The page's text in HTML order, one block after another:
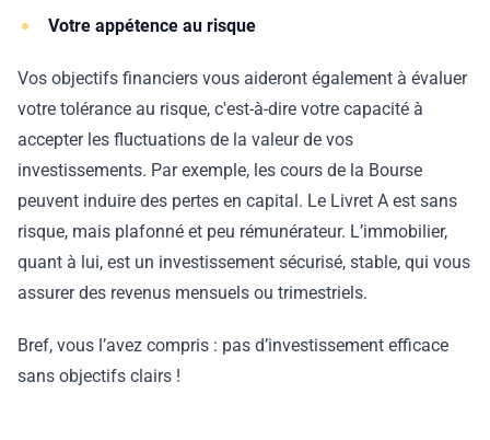
Votre appétence au risque
Vos objectifs financiers vous aideront également à évaluer
votre tolérance au risque, c'est-à-dire votre capacité à
accepter les fluctuations de la valeur de vos
investissements. Par exemple, les cours de la Bourse
peuvent induire des pertes en capital. Le Livret A est sans
risque, mais plafonné et peu rémunérateur. L’immobilier,
quant à lui, est un investissement sécurisé, stable, qui vous
assurer des revenus mensuels ou trimestriels.
Bref, vous l’avez compris : pas d’investissement efficace
sans objectifs clairs !